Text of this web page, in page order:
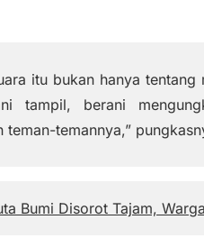
itu bukan hanya
tampil, berani
teman-temannya,”
Bumi Disorot Tajam,